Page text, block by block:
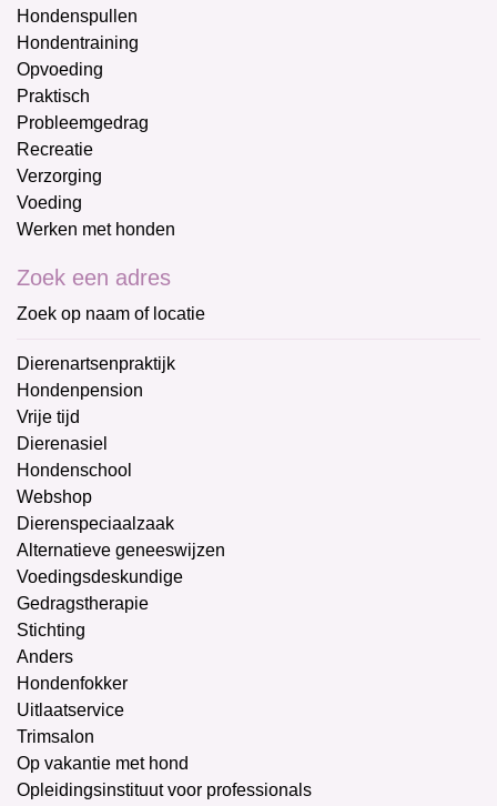
Hondenspullen
Hondentraining
Opvoeding
Praktisch
Probleemgedrag
Recreatie
Verzorging
Voeding
Werken met honden
Zoek een adres
Zoek op naam of locatie
Dierenartsenpraktijk
Hondenpension
Vrije tijd
Dierenasiel
Hondenschool
Webshop
Dierenspeciaalzaak
Alternatieve geneeswijzen
Voedingsdeskundige
Gedragstherapie
Stichting
Anders
Hondenfokker
Uitlaatservice
Trimsalon
Op vakantie met hond
Opleidingsinstituut voor professionals